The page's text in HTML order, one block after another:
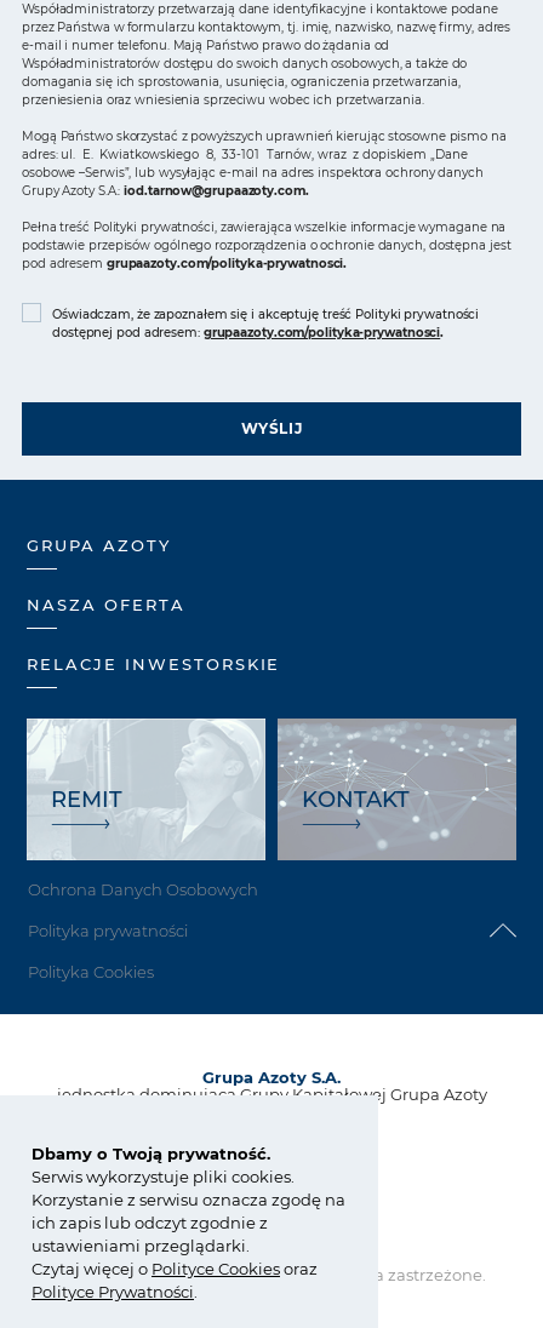
Dbamy o Twoją prywatność.
Serwis wykorzystuje pliki cookies.
Korzystanie z serwisu oznacza zgodę na
ich zapis lub odczyt zgodnie z
ustawieniami przeglądarki.
Czytaj więcej o PolityceCookiesoraz
Polityce Prywatności
Współadministratorzy przetwarzają dane identyfikacyjne i kontaktowe podane
przez Państwa w formularzu kontaktowym, tj. imię, nazwisko, nazwę firmy, adres
e-mail i numer telefonu. Mają Państwo prawo do żądania od
Współadministratorów dostępu do swoich danych osobowych, a także do
domagania się ich sprostowania, usunięcia, ograniczenia przetwarzania,
przeniesienia oraz wniesienia sprzeciwu wobec ich przetwarzania.
Mogą Państwo skorzystać z powyższych uprawnień kierując stosowne pismo na
adres: ul. E. Kwiatkowskiego 8, 33-101 Tarnów, wraz z dopiskiem „Dane
osobowe –Serwis”, lub wysyłając e-mail na adres inspektora ochrony danych
Grupy Azoty S.A.:iod.tarnow@grupaazoty.com.
Pełna treść Polityki prywatności, zawierająca wszelkie informacje wymagane na
podstawie przepisów ogólnego rozporządzenia o ochronie danych, dostępna jest
pod adresem grupaazoty.com/polityka-prywatnosci.
Oświadczam, że zapoznałem się i akceptuję treść Polityki prywatności
dostępnej pod adresem: grupaazoty.com/polityka-prywatnosci.
WYŚLIJ
GRUPA AZOTY
NASZA OFERTA
RELACJE INWESTORSKIE
REMIT KONTAKT
Ochrona Danych Osobowych
Polityka prywatności
Polityka Cookies
Grupa Azoty S.A.
jednostka dominująca Grupy Kapitałowej Grupa Azoty
33-101 Tarnów, Polska
tel.:+48 14 637 37 37
fax: +48 14 633 07 18
kontakt@grupaazoty.com
Copyright © Grupa Azoty. Wszelkie prawa zastrzeżone.